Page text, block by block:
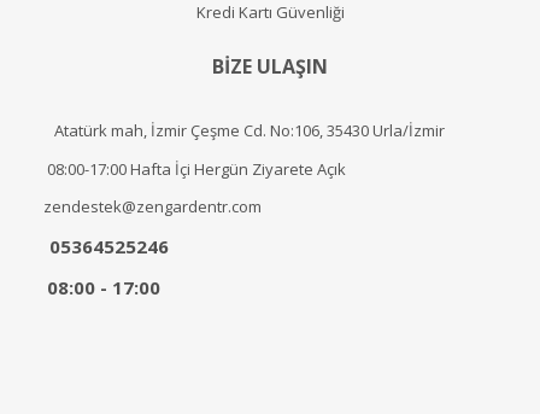
Kredi Kartı Güvenliği
BİZE ULAŞIN
Atatürk mah, İzmir Çeşme Cd. No:106, 35430 Urla/İzmir
08:00-17:00 Hafta İçi Hergün Ziyarete Açık
zendestek@zengardentr.com
05364525246
08:00 - 17:00